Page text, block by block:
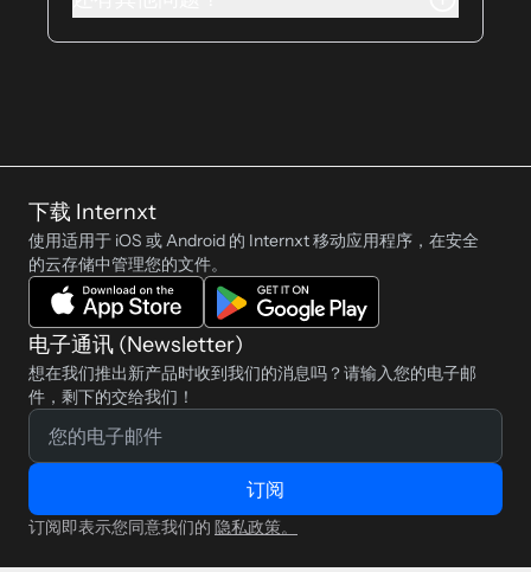
American Express等），我们还接受
Paypal、bankcontact、iDEAL和
下载 Internxt
使用适用于 iOS 或 Android 的 Internxt 移动应用程序，在安全
的云存储中管理您的文件。
电子通讯 (Newsletter)
想在我们推出新产品时收到我们的消息吗？请输入您的电子邮
件，剩下的交给我们！
订阅
订阅即表示您同意我们的 隐私政策。